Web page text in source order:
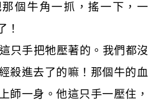
個牛角一抓，搖一下，一
！
只手把牠壓著的。我們都沒
殺進去了的嘛！那個牛的血
師一身。他這只手一壓住，